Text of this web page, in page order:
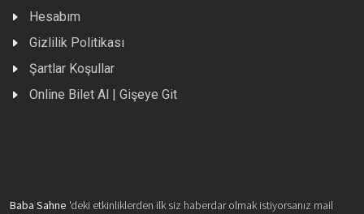
Hesabım
Gizlilik Politikası
Şartlar Koşullar
Online Bilet Al | Gişeye Git
Baba Sahne 'deki etkinliklerden ilk siz haberdar olmak istiyorsanız mail